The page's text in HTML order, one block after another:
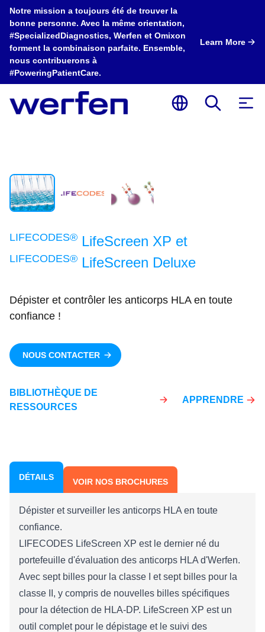
Notre mission a toujours été de trouver la
bonne personne. Avec la même orientation,
#SpecializedDiagnostics, Werfen et Omixon
forment la combinaison parfaite. Ensemble,
nous contribuerons à
#PoweringPatientCare.
Learn More
LIFECODES® LifeScreen XP et
LIFECODES® LifeScreen Deluxe
Dépister et contrôler les anticorps HLA en toute
confiance !
NOUS CONTACTER
BIBLIOTHÈQUE DE
RESSOURCES
APPRENDRE
DÉTAILS VOIR NOS BROCHURES
Dépister et surveiller les anticorps HLA en toute
confiance.
LIFECODES LifeScreen XP est le dernier né du
portefeuille d'évaluation des anticorps HLA d'Werfen.
Avec sept billes pour la classe I et sept billes pour la
classe II, y compris de nouvelles billes spécifiques
pour la détection de HLA-DP. LifeScreen XP est un
outil complet pour le dépistage et le suivi des